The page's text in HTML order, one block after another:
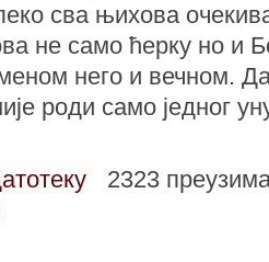
сва њихова
не само ћерку но и
него и вечном.
роди само једног
2323